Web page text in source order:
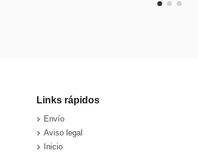
Links rápidos
Envío
Aviso legal
Inicio